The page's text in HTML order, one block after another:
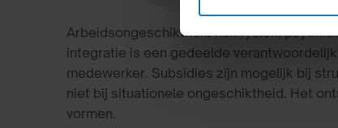
Arbeidsongeschiktheid kan fysiek,
integratie is een gedeelde
medewerker. Subsidies zijn mogelijk bij
niet bij situationele ongeschiktheid. Het
vormen.